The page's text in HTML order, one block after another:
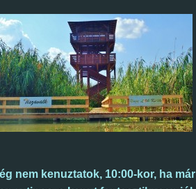
nem kenuztatok, 10:00-kor, ha már